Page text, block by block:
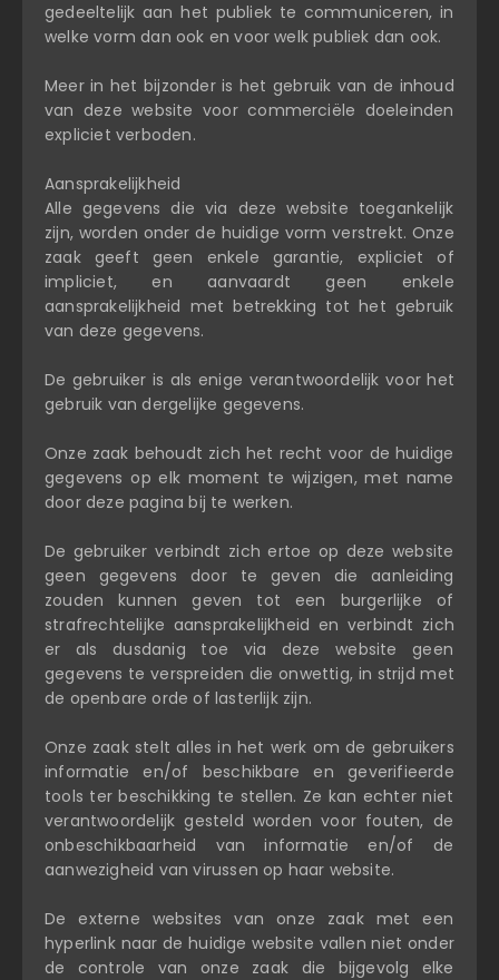
gedeeltelijk aan het publiek te communiceren, in
welke vorm dan ook en voor welk publiek dan ook.
Meer in het bijzonder is het gebruik van de inhoud
van deze website voor commerciële doeleinden
expliciet verboden.
Aansprakelijkheid
Alle gegevens die via deze website toegankelijk
zijn, worden onder de huidige vorm verstrekt. Onze
zaak geeft geen enkele garantie, expliciet of
impliciet, en aanvaardt geen enkele
aansprakelijkheid met betrekking tot het gebruik
van deze gegevens.
De gebruiker is als enige verantwoordelijk voor het
gebruik van dergelijke gegevens.
Onze zaak behoudt zich het recht voor de huidige
gegevens op elk moment te wijzigen, met name
door deze pagina bij te werken.
De gebruiker verbindt zich ertoe op deze website
geen gegevens door te geven die aanleiding
zouden kunnen geven tot een burgerlijke of
strafrechtelijke aansprakelijkheid en verbindt zich
er als dusdanig toe via deze website geen
gegevens te verspreiden die onwettig, in strijd met
de openbare orde of lasterlijk zijn.
Onze zaak stelt alles in het werk om de gebruikers
informatie en/of beschikbare en geverifieerde
tools ter beschikking te stellen. Ze kan echter niet
verantwoordelijk gesteld worden voor fouten, de
onbeschikbaarheid van informatie en/of de
aanwezigheid van virussen op haar website.
De externe websites van onze zaak met een
hyperlink naar de huidige website vallen niet onder
de controle van onze zaak die bijgevolg elke